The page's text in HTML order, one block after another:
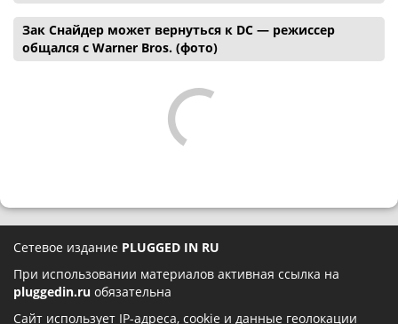
Зак Снайдер может вернуться к DC — режиссер
общался с Warner Bros. (фото)
Сетевое издание PLUGGED IN RU
При использовании материалов активная ссылка на
pluggedin.ru обязательна
Сайт использует IP-адреса, cookie и данные геолокации